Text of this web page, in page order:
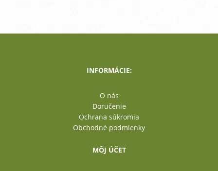
INFORMÁCIE:
O nás
Doručenie
Ochrana súkromia
Obchodné podmienky
MÔJ ÚČET